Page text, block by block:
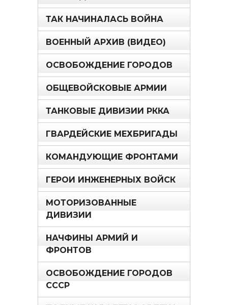
ТАК НАЧИНАЛАСЬ ВОЙНА
ВОЕННЫЙ АРХИВ (ВИДЕО)
ОСВОБОЖДЕНИЕ ГОРОДОВ
ОБЩЕВОЙСКОВЫЕ АРМИИ
ТАНКОВЫЕ ДИВИЗИИ РККА
ГВАРДЕЙСКИЕ МЕХБРИГАДЫ
КОМАНДУЮЩИЕ ФРОНТАМИ
ГЕРОИ ИНЖЕНЕРНЫХ ВОЙСК
МОТОРИЗОВАННЫЕ
ДИВИЗИИ
НАЧФИНЫ АРМИЙ И
ФРОНТОВ
ОСВОБОЖДЕНИЕ ГОРОДОВ
СССР